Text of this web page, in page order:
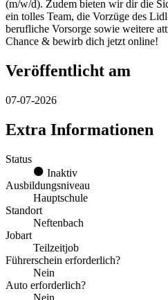
(m/w/d). Zudem bieten wir dir die
ein tolles Team, die Vorzüge des
berufliche Vorsorge sowie weitere
Chance & bewirb dich jetzt online!
Veröffentlicht am
07-07-2026
Extra Informationen
Status
Inaktiv
Ausbildungsniveau
Hauptschule
Standort
Neftenbach
Jobart
Teilzeitjob
Führerschein erforderlich?
Nein
Auto erforderlich?
Nein